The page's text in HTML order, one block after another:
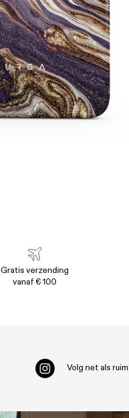
Gratis verzending
vanaf € 100
Volg net als ruim